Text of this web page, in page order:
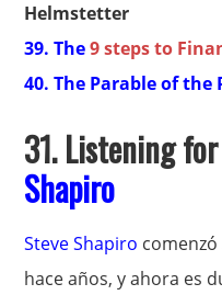
Helmstetter
39. The9 steps to
40. The Parable of the
31. Listening
Shapiro
Steve Shapiro
hace años, y ahora es